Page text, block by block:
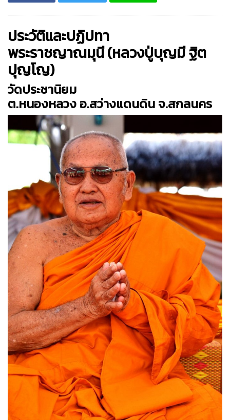
ประวัติและปฏิปทา
พระราชญาณมุนี (หลวงปู่บุญมี ฐิต
ปุญโญ)
วัดประชานิยม
ต.หนองหลวง อ.สว่างแดนดิน จ.สกลนคร